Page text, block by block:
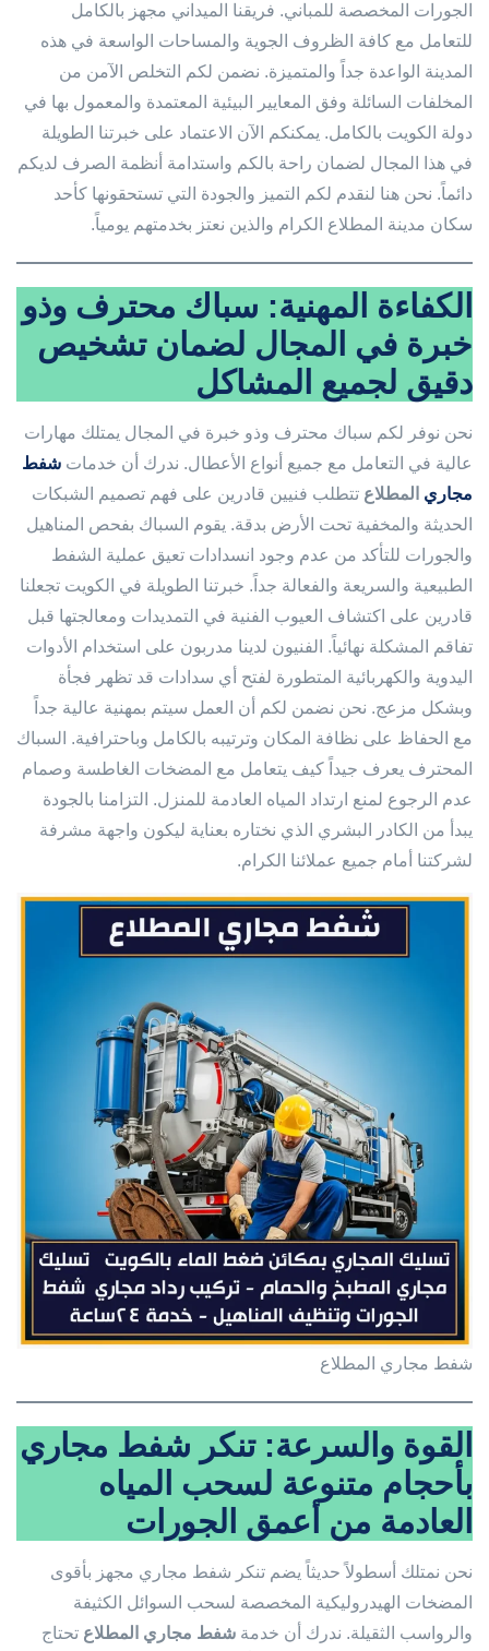
الجورات المخصصة للمباني. فريقنا الميداني مجهز بالكامل
للتعامل مع كافة الظروف الجوية والمساحات الواسعة في هذه
المدينة الواعدة جداً والمتميزة. نضمن لكم التخلص الآمن من
المخلفات السائلة وفق المعايير البيئية المعتمدة والمعمول بها في
دولة الكويت بالكامل. يمكنكم الآن الاعتماد على خبرتنا الطويلة
في هذا المجال لضمان راحة بالكم واستدامة أنظمة الصرف لديكم
دائماً. نحن هنا لنقدم لكم التميز والجودة التي تستحقونها كأحد
سكان مدينة المطلاع الكرام والذين نعتز بخدمتهم يومياً.
الكفاءة المهنية: سباك محترف وذو
خبرة في المجال لضمان تشخيص
دقيق لجميع المشاكل
نحن نوفر لكم سباك محترف وذو خبرة في المجال يمتلك مهارات
عالية في التعامل مع جميع أنواع الأعطال. ندرك أن خدمات شفط
مجاري المطلاع تتطلب فنيين قادرين على فهم تصميم الشبكات
الحديثة والمخفية تحت الأرض بدقة. يقوم السباك بفحص المناهيل
والجورات للتأكد من عدم وجود انسدادات تعيق عملية الشفط
الطبيعية والسريعة والفعالة جداً. خبرتنا الطويلة في الكويت تجعلنا
قادرين على اكتشاف العيوب الفنية في التمديدات ومعالجتها قبل
تفاقم المشكلة نهائياً. الفنيون لدينا مدربون على استخدام الأدوات
اليدوية والكهربائية المتطورة لفتح أي سدادات قد تظهر فجأة
وبشكل مزعج. نحن نضمن لكم أن العمل سيتم بمهنية عالية جداً
مع الحفاظ على نظافة المكان وترتيبه بالكامل وباحترافية. السباك
المحترف يعرف جيداً كيف يتعامل مع المضخات الغاطسة وصمام
عدم الرجوع لمنع ارتداد المياه العادمة للمنزل. التزامنا بالجودة
يبدأ من الكادر البشري الذي نختاره بعناية ليكون واجهة مشرفة
لشركتنا أمام جميع عملائنا الكرام.
شفط مجاري المطلاع
القوة والسرعة: تنكر شفط مجاري
بأحجام متنوعة لسحب المياه
العادمة من أعمق الجورات
نحن نمتلك أسطولاً حديثاً يضم تنكر شفط مجاري مجهز بأقوى
المضخات الهيدروليكية المخصصة لسحب السوائل الكثيفة
والرواسب الثقيلة. ندرك أن خدمة شفط مجاري المطلاع تحتاج